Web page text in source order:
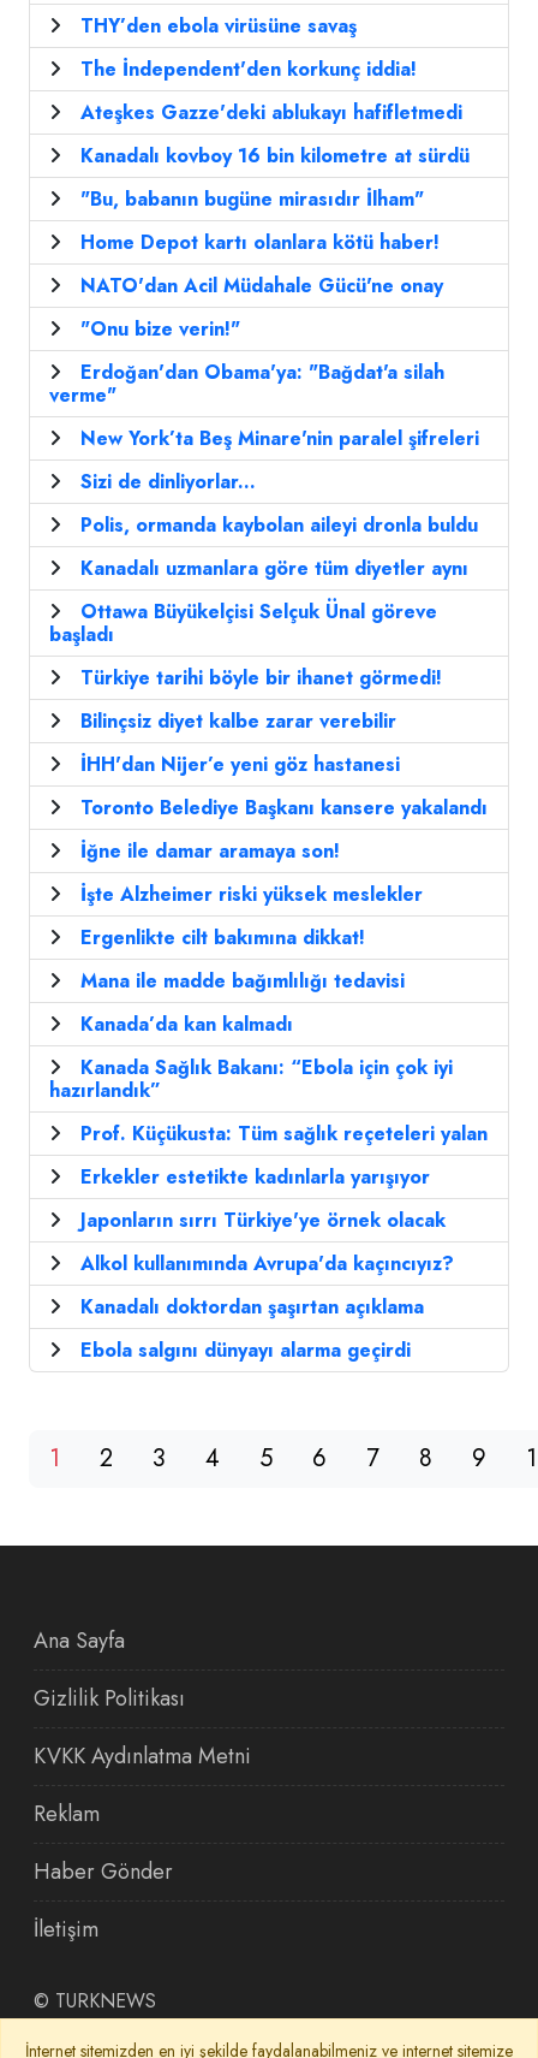
THY’den ebola virüsüne savaş
The İndependent'den korkunç iddia!
Ateşkes Gazze'deki ablukayı hafifletmedi
Kanadalı kovboy 16 bin kilometre at sürdü
"Bu, babanın bugüne mirasıdır İlham"
Home Depot kartı olanlara kötü haber!
NATO'dan Acil Müdahale Gücü'ne onay
"Onu bize verin!"
Erdoğan'dan Obama'ya: "Bağdat'a silah
verme"
New York’ta Beş Minare'nin paralel şifreleri
Sizi de dinliyorlar...
Polis, ormanda kaybolan aileyi dronla buldu
Kanadalı uzmanlara göre tüm diyetler aynı
Ottawa Büyükelçisi Selçuk Ünal göreve
başladı
Türkiye tarihi böyle bir ihanet görmedi!
Bilinçsiz diyet kalbe zarar verebilir
İHH'dan Nijer’e yeni göz hastanesi
Toronto Belediye Başkanı kansere yakalandı
İğne ile damar aramaya son!
İşte Alzheimer riski yüksek meslekler
Ergenlikte cilt bakımına dikkat!
Mana ile madde bağımlılığı tedavisi
Kanada’da kan kalmadı
Kanada Sağlık Bakanı: “Ebola için çok iyi
hazırlandık”
Prof. Küçükusta: Tüm sağlık reçeteleri yalan
Erkekler estetikte kadınlarla yarışıyor
Japonların sırrı Türkiye'ye örnek olacak
Alkol kullanımında Avrupa'da kaçıncıyız?
Kanadalı doktordan şaşırtan açıklama
Ebola salgını dünyayı alarma geçirdi
1 2 3 4 5 6 7 8 9
Ana Sayfa
Gizlilik Politikası
KVKK Aydınlatma Metni
Reklam
Haber Gönder
İletişim
© TURKNEWS
İnternet sitemizden en iyi şekilde faydalanabilmeniz ve internet sitemize